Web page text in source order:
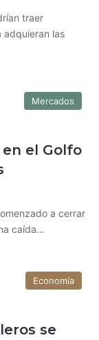
traer
adquieran las
Mercados
el Golfo
a cerrar
caída…
Economía
se